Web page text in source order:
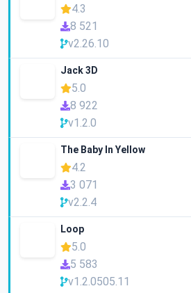
4.3
8 521
v2.26.10
Jack 3D
5.0
8 922
v1.2.0
The Baby In Yellow
4.2
3 071
v2.2.4
Loop
5.0
5 583
v1.2.0505.11